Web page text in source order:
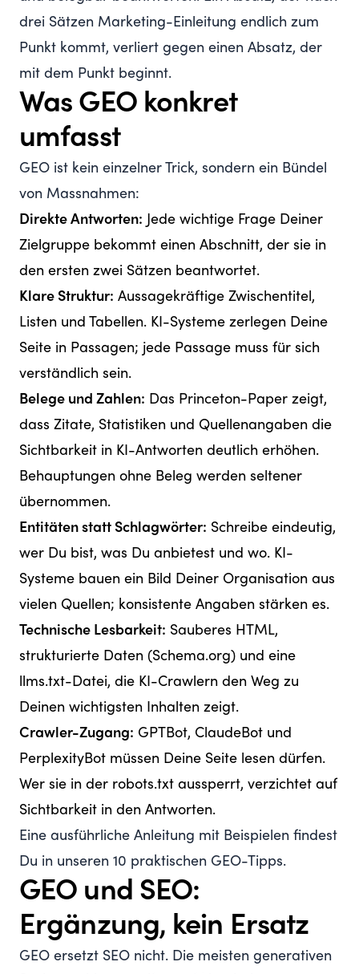
drei Sätzen Marketing-Einleitung endlich zum
Punkt kommt, verliert gegen einen Absatz, der
mit dem Punkt beginnt.
Was GEO konkret
umfasst
GEO ist kein einzelner Trick, sondern ein Bündel
von Massnahmen:
Direkte Antworten: Jede wichtige Frage Deiner
Zielgruppe bekommt einen Abschnitt, der sie in
den ersten zwei Sätzen beantwortet.
Klare Struktur: Aussagekräftige Zwischentitel,
Listen und Tabellen. KI-Systeme zerlegen Deine
Seite in Passagen; jede Passage muss für sich
verständlich sein.
Belege und Zahlen: Das Princeton-Paper zeigt,
dass Zitate, Statistiken und Quellenangaben die
Sichtbarkeit in KI-Antworten deutlich erhöhen.
Behauptungen ohne Beleg werden seltener
übernommen.
Entitäten statt Schlagwörter: Schreibe eindeutig,
wer Du bist, was Du anbietest und wo. KI-
Systeme bauen ein Bild Deiner Organisation aus
vielen Quellen; konsistente Angaben stärken es.
Technische Lesbarkeit: Sauberes HTML,
strukturierte Daten (Schema.org) und eine
llms.txt-Datei, die KI-Crawlern den Weg zu
Deinen wichtigsten Inhalten zeigt.
Crawler-Zugang: GPTBot, ClaudeBot und
PerplexityBot müssen Deine Seite lesen dürfen.
Wer sie in der robots.txt aussperrt, verzichtet auf
Sichtbarkeit in den Antworten.
Eine ausführliche Anleitung mit Beispielen findest
Du in unseren 10 praktischen GEO-Tipps.
GEO und SEO:
Ergänzung, kein Ersatz
GEO ersetzt SEO nicht. Die meisten generativen